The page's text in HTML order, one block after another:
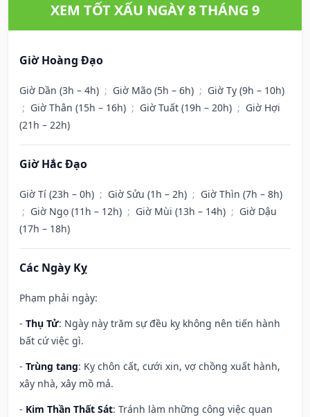
XEM TỐT XẤU NGÀY 8 THÁNG 9
Giờ Hoàng Đạo
Giờ Dần (3h – 4h) ; Giờ Mão (5h – 6h) ; Giờ Tỵ (9h – 10h)
; Giờ Thân (15h – 16h) ; Giờ Tuất (19h – 20h) ; Giờ Hợi
(21h – 22h)
Giờ Hắc Đạo
Giờ Tí (23h – 0h) ; Giờ Sửu (1h – 2h) ; Giờ Thìn (7h – 8h)
; Giờ Ngọ (11h – 12h) ; Giờ Mùi (13h – 14h) ; Giờ Dậu
(17h – 18h)
Các Ngày Kỵ
Phạm phải ngày:
- Thụ Tử: Ngày này trăm sự đều kỵ không nên tiến hành
bất cứ việc gì.
- Trùng tang: Kỵ chôn cất, cưới xin, vợ chồng xuất hành,
xây nhà, xây mồ mả.
- Kim Thần Thất Sát: Tránh làm những công việc quan